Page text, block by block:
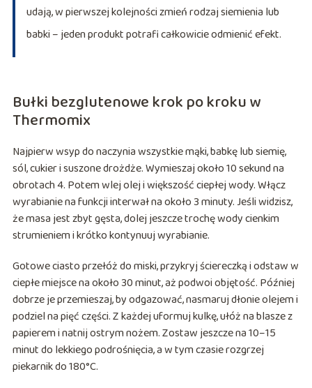
udają, w pierwszej kolejności zmień rodzaj siemienia lub
babki – jeden produkt potrafi całkowicie odmienić efekt.
Bułki bezglutenowe krok po kroku w
Thermomix
Najpierw wsyp do naczynia wszystkie mąki, babkę lub siemię,
sól, cukier i suszone drożdże. Wymieszaj około 10 sekund na
obrotach 4. Potem wlej olej i większość ciepłej wody. Włącz
wyrabianie na funkcji interwał na około 3 minuty. Jeśli widzisz,
że masa jest zbyt gęsta, dolej jeszcze trochę wody cienkim
strumieniem i krótko kontynuuj wyrabianie.
Gotowe ciasto przełóż do miski, przykryj ściereczką i odstaw w
ciepłe miejsce na około 30 minut, aż podwoi objętość. Później
dobrze je przemieszaj, by odgazować, nasmaruj dłonie olejem i
podziel na pięć części. Z każdej uformuj kulkę, ułóż na blasze z
papierem i natnij ostrym nożem. Zostaw jeszcze na 10–15
minut do lekkiego podrośnięcia, a w tym czasie rozgrzej
piekarnik do 180°C.